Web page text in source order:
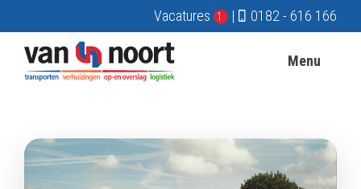
Vacatures 1 | 0182 - 616 166
Menu